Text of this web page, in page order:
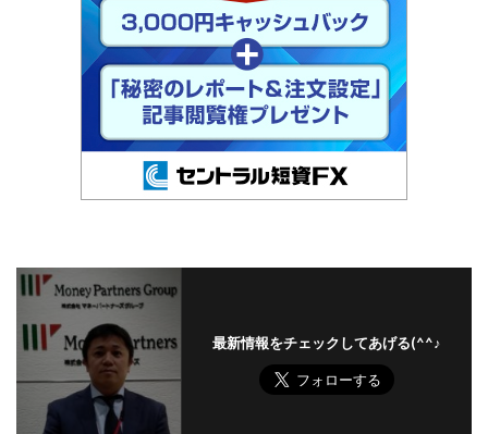
最新情報をチェックしてあげる(^^♪